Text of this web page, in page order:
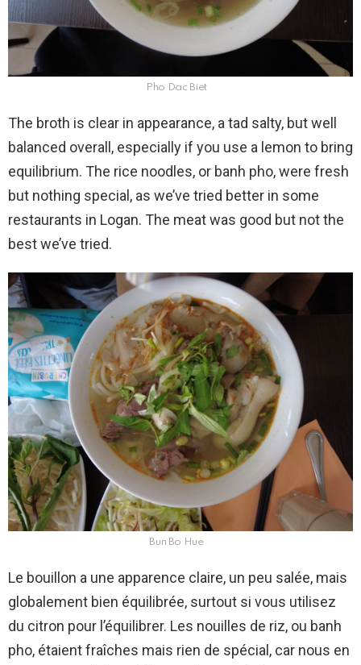
Pho Dac Biet
The broth is clear in appearance, a tad salty, but well
balanced overall, especially if you use a lemon to bring
equilibrium. The rice noodles, or banh pho, were fresh
but nothing special, as we’ve tried better in some
restaurants in Logan. The meat was good but not the
best we’ve tried.
Bun Bo Hue
Le bouillon a une apparence claire, un peu salée, mais
globalement bien équilibrée, surtout si vous utilisez
du citron pour l’équilibrer. Les nouilles de riz, ou banh
pho, étaient fraîches mais rien de spécial, car nous en